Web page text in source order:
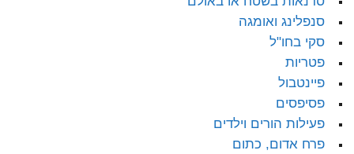
סנפלינג ואומגה
סקי בחו"ל
פטריות
פיינטבול
פסיפסים
פעילות הורים וילדים
פרח אדום, כתום